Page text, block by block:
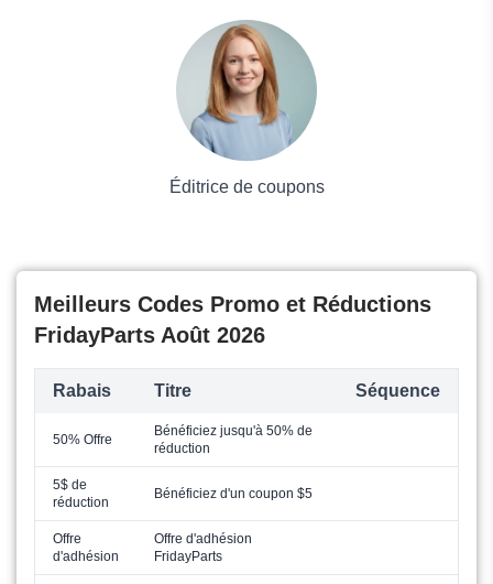
Éditrice de coupons
Meilleurs Codes Promo et Réductions
FridayParts Août 2026
Rabais Titre Séquence
50% Offre
Bénéficiez jusqu'à 50% de
réduction
5$ de
réduction
Bénéficiez d'un coupon $5
Offre
d'adhésion
Offre d'adhésion
FridayParts